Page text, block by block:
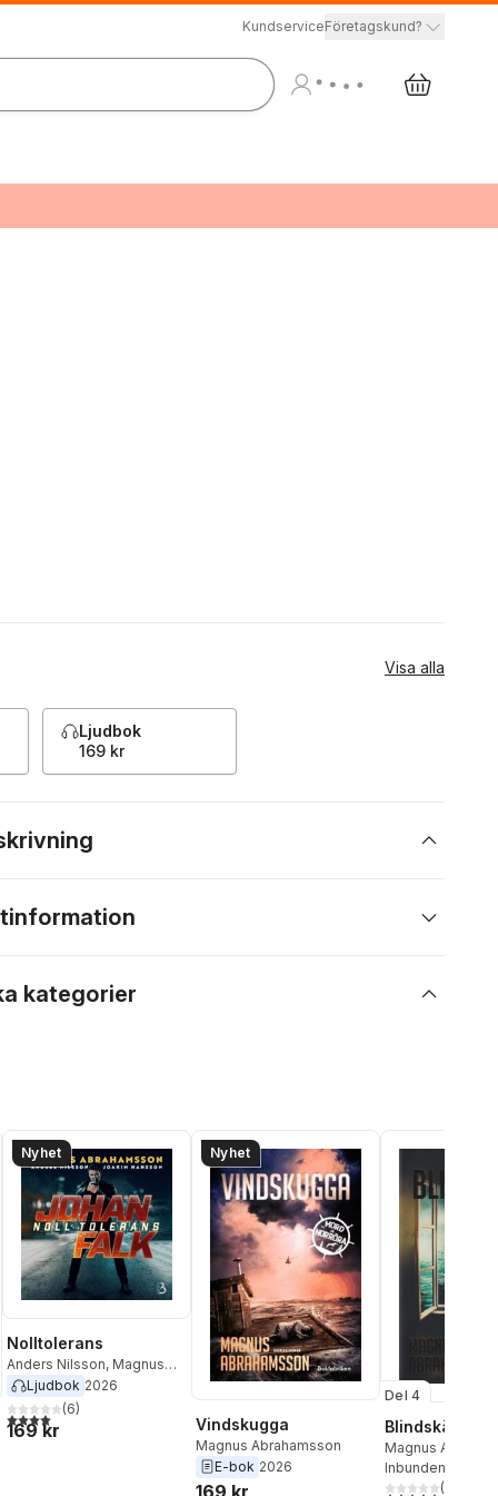
KundserviceFöretagskund?
Visa alla
Ljudbok
169 kr
kategorier
Nyhet
Nolltolerans
Anders Nilsson, Magnus
Abrahamsson
Ljudbok 2026
4,0utav 5 stjärnor. Totalt antal röster:
(6)
169 kr
Nyhet
Vindskugga
Magnus Abrahamsson
E-bok 2026
169 kr
Del 4
Blindskär
Magnus
Inbunden
(